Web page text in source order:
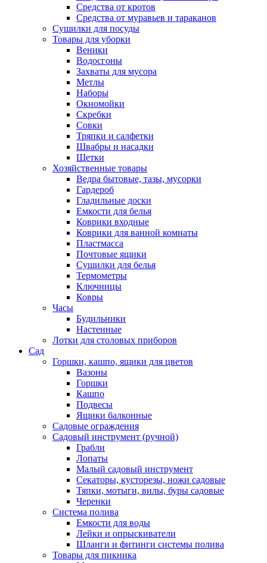
Средства от кротов
Средства от муравьев и тараканов
Сушилки для посуды
Товары для уборки
Веники
Водосгоны
Захваты для мусора
Метлы
Наборы
Окномойки
Скребки
Совки
Тряпки и салфетки
Швабры и насадки
Щетки
Хозяйственные товары
Ведра бытовые, тазы, мусорки
Гардероб
Гладильные доски
Емкости для белья
Коврики входные
Коврики для ванной комнаты
Пластмасса
Почтовые ящики
Сушилки для белья
Термометры
Ключницы
Ковры
Часы
Будильники
Настенные
Лотки для столовых приборов
Сад
Горшки, кашпо, ящики для цветов
Вазоны
Горшки
Кашпо
Подвесы
Ящики балконные
Садовые ограждения
Садовый инструмент (ручной)
Грабли
Лопаты
Малый садовый инструмент
Секаторы, кусторезы, ножи садовые
Тяпки, мотыги, вилы, буры садовые
Черенки
Система полива
Емкости для воды
Лейки и опрыскиватели
Шланги и фитинги системы полива
Товары для пикника